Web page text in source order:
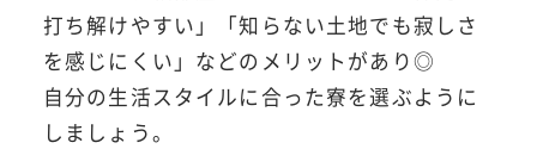
打ち解けやすい」「知らない土地でも寂しさ
を感じにくい」などのメリットがあり◎
自分の生活スタイルに合った寮を選ぶように
しましょう。